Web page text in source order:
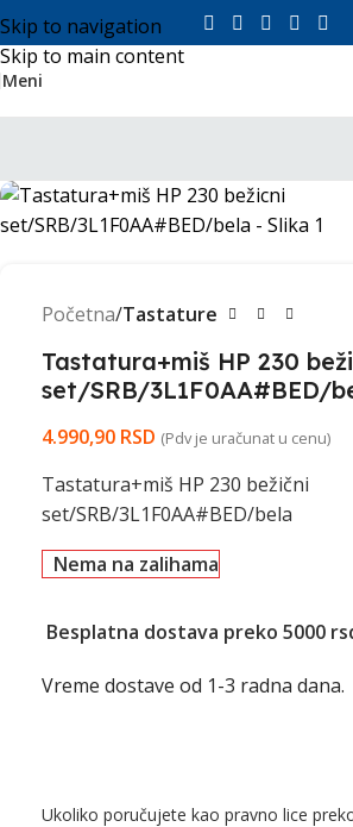
Skip to navigation
Skip to main content
Meni
Početna Tastature
Tastatura+miš HP 230
set/SRB/3L1F0AA#BED/
4.990,90 RSD (Pdv je uračunat u cenu)
Tastatura+miš HP 230 bežični
set/SRB/3L1F0AA#BED/bela
Nema na zalihama
Besplatna dostava preko 5000
Vreme dostave od 1-3 radna dana.
Ukoliko poručujete kao pravno lice